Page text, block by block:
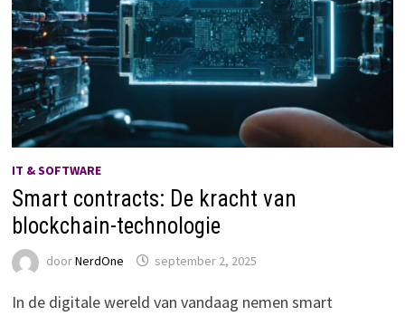
IT & SOFTWARE
Smart contracts: De kracht van
blockchain-technologie
doorNerdOne september 2, 2025
In de digitale wereld van vandaag nemen smart